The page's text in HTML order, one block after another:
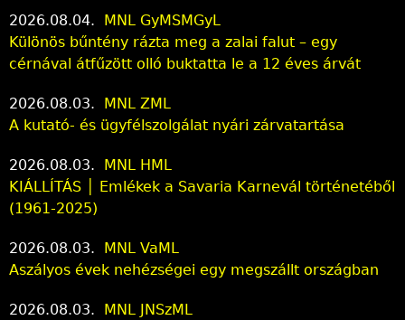
2026.08.04.
MNL GyMSMGyL
Különös bűntény rázta meg a zalai falut – egy
cérnával átfűzött olló buktatta le a 12 éves árvát
2026.08.03.
MNL ZML
A kutató- és ügyfélszolgálat nyári zárvatartása
2026.08.03.
MNL HML
KIÁLLÍTÁS │ Emlékek a Savaria Karnevál történetéből
(1961-2025)
2026.08.03.
MNL VaML
Aszályos évek nehézségei egy megszállt országban
2026.08.03.
MNL JNSzML